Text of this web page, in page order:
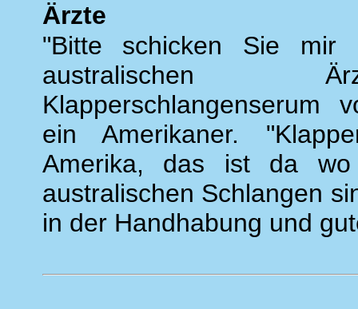
Ärzte
"Bitte schicken Sie
australischen
Klapperschlangenserum
ein Amerikaner.
Amerika, das ist da wo
australischen Schlangen
in der Handhabung und